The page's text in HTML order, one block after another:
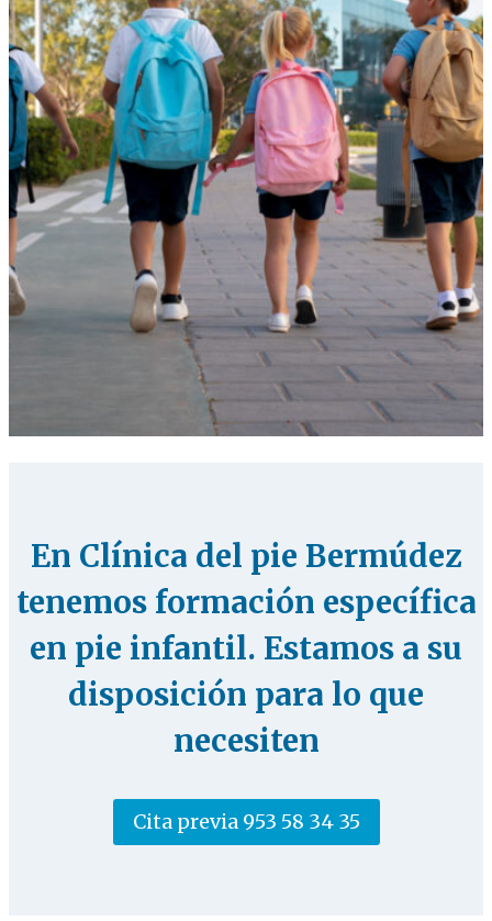
En Clínica del pie Bermúdez
tenemos formación específica
en pie infantil. Estamos a su
disposición para lo que
necesiten
Cita previa 953 58 34 35